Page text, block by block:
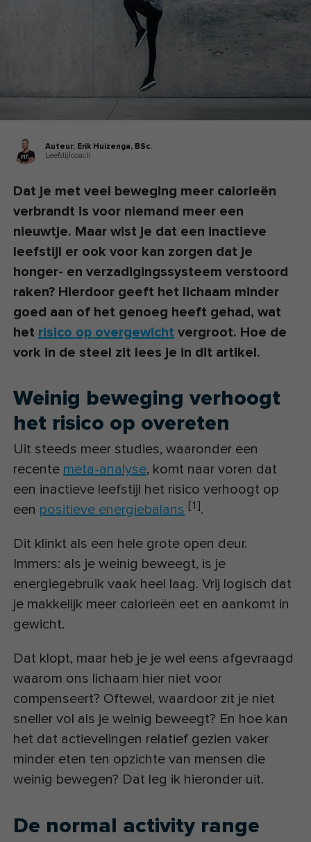
Auteur: Erik Huizenga, BSc.
Leefstijlcoach
Dat je met veel beweging meer calorieën
verbrandt is voor niemand meer een
nieuwtje. Maar wist je dat een inactieve
leefstijl er ook voor kan zorgen dat je
honger- en verzadigingssysteem verstoord
raken? Hierdoor geeft het lichaam minder
goed aan of het genoeg heeft gehad, wat
het risico op overgewicht vergroot. Hoe de
vork in de steel zit lees je in dit artikel.
Weinig beweging verhoogt
het risico op overeten
Uit steeds meer studies, waaronder een
recente meta-analyse, komt naar voren dat
een inactieve leefstijl het risico verhoogt op
een positieve energiebalans [1].
Dit klinkt als een hele grote open deur.
Immers: als je weinig beweegt, is je
energiegebruik vaak heel laag. Vrij logisch dat
je makkelijk meer calorieën eet en aankomt in
gewicht.
Dat klopt, maar heb je je wel eens afgevraagd
waarom ons lichaam hier niet voor
compenseert? Oftewel, waardoor zit je niet
sneller vol als je weinig beweegt? En hoe kan
het dat actievelingen relatief gezien vaker
minder eten ten opzichte van mensen die
weinig bewegen? Dat leg ik hieronder uit.
De normal activity range